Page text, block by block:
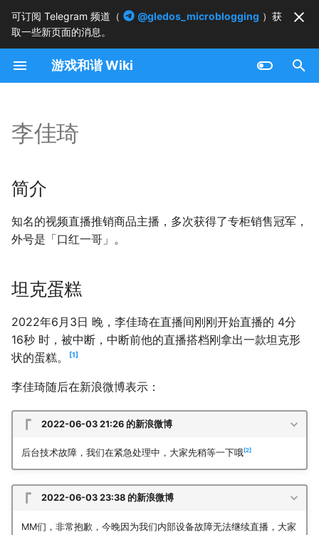
可订阅 Telegram 频道（ @gledos_microblogging ）获
取一些新页面的消息。
游戏和谐 Wiki
正
在
始
索
引
坦克蛋糕
重返直播
李佳琦悖论
李佳琦
简介
知名的视频直播推销商品主播，多次获得了专柜销售冠军，
外号是「口红一哥」。
坦克蛋糕
2022年6月3日 晚，李佳琦在直播间刚刚开始直播的 4分
16秒 时，被中断，中断前他的直播搭档刚拿出一款坦克形
状的蛋糕。
1
李佳琦随后在新浪微博表示：
2022-06-03 21:26 的新浪微博
后台技术故障，我们在紧急处理中，大家先稍等一下哦 2
2022-06-03 23:38 的新浪微博
MM们，非常抱歉，今晚因为我们内部设备故障无法继续直播，大家